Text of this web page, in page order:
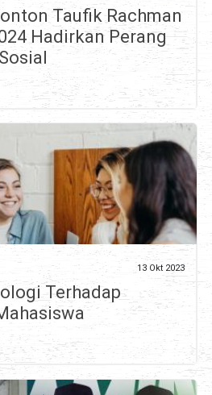
Taufik Rachman
Hadirkan Perang
13 Okt 2023
Terhadap